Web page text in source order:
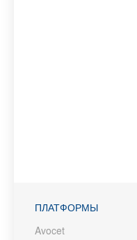
ПЛАТФОРМЫ
Avocet